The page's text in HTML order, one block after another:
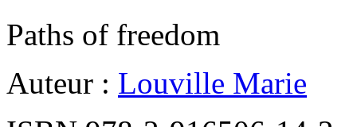
Paths of freedom
Auteur : Louville Marie